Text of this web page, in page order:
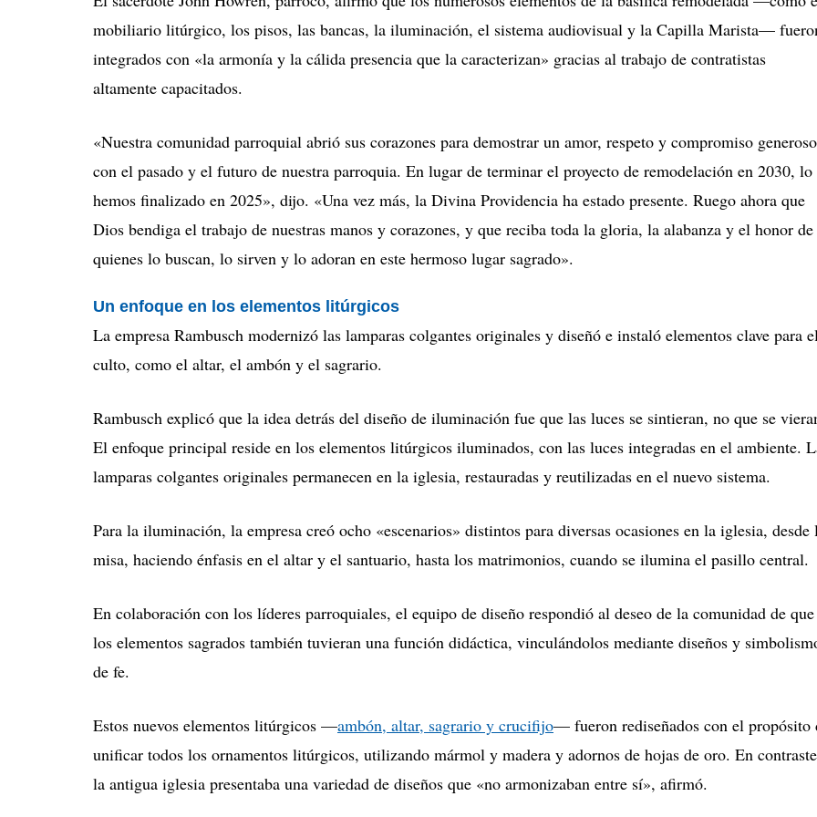
mobiliario litúrgico, los pisos, las bancas, la iluminación, el sistema audiovisual y la Capilla Marista—
integrados con «la armonía y la cálida presencia que la caracterizan» gracias al trabajo de contratistas
altamente capacitados.
«Nuestra comunidad parroquial abrió sus corazones para demostrar un amor, respeto y compromiso
con el pasado y el futuro de nuestra parroquia. En lugar de terminar el proyecto de remodelación en 2030, lo
hemos finalizado en 2025», dijo. «Una vez más, la Divina Providencia ha estado presente. Ruego ahora que
Dios bendiga el trabajo de nuestras manos y corazones, y que reciba toda la gloria, la alabanza y el honor de
quienes lo buscan, lo sirven y lo adoran en este hermoso lugar sagrado».
Un enfoque en los elementos litúrgicos
La empresa Rambusch modernizó las lamparas colgantes originales y diseñó e instaló elementos clave para
culto, como el altar, el ambón y el sagrario.
Rambusch explicó que la idea detrás del diseño de iluminación fue que las luces se sintieran, no que se
El enfoque principal reside en los elementos litúrgicos iluminados, con las luces integradas en el ambiente.
lamparas colgantes originales permanecen en la iglesia, restauradas y reutilizadas en el nuevo sistema.
Para la iluminación, la empresa creó ocho «escenarios» distintos para diversas ocasiones en la iglesia, desde
misa, haciendo énfasis en el altar y el santuario, hasta los matrimonios, cuando se ilumina el pasillo central.
En colaboración con los líderes parroquiales, el equipo de diseño respondió al deseo de la comunidad de que
los elementos sagrados también tuvieran una función didáctica, vinculándolos mediante diseños y
de fe.
Estos nuevos elementos litúrgicos —ambón, altar, sagrario y crucifijo— fueron rediseñados con el propósito
unificar todos los ornamentos litúrgicos, utilizando mármol y madera y adornos de hojas de oro. En
la antigua iglesia presentaba una variedad de diseños que «no armonizaban entre sí», afirmó.